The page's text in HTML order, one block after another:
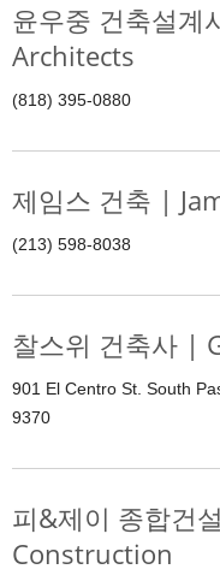
윤우중 건축설계
Architects
(818) 395-0880
제임스 건축 |
(213) 598-8038
찰스위 건축사 |
901 El Centro St. South
9370
피&제이 종합건
Construction